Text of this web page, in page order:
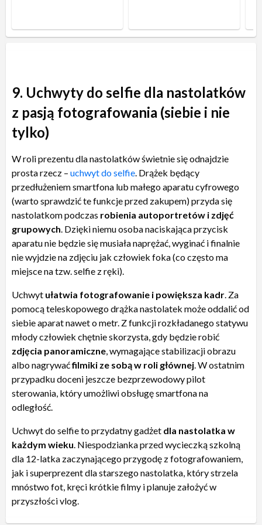
9. Uchwyty do selfie dla nastolatków
z pasją fotografowania (siebie i nie
tylko)
W roli prezentu dla nastolatków świetnie się odnajdzie
prosta rzecz – uchwyt do selfie . Drążek będący
przedłużeniem smartfona lub małego aparatu cyfrowego
(warto sprawdzić te funkcje przed zakupem) przyda się
nastolatkom podczas robienia autoportretów i zdjęć
grupowych . Dzięki niemu osoba naciskająca przycisk
aparatu nie będzie się musiała naprężać, wyginać i finalnie
nie wyjdzie na zdjęciu jak człowiek foka (co często ma
miejsce na tzw. selfie z ręki).
Uchwyt ułatwia fotografowanie i powiększa kadr . Za
pomocą teleskopowego drążka nastolatek może oddalić od
siebie aparat nawet o metr. Z funkcji rozkładanego statywu
młody człowiek chętnie skorzysta, gdy będzie robić
zdjęcia panoramiczne , wymagające stabilizacji obrazu
albo nagrywaćfilmiki ze sobą w roli głównej . W ostatnim
przypadku doceni jeszcze bezprzewodowy pilot
sterowania, który umożliwi obsługę smartfona na
odległość.
Uchwyt do selfie to przydatny gadżet dla nastolatka w
każdym wieku . Niespodzianka przed wycieczką szkolną
dla 12-latka zaczynającego przygodę z fotografowaniem,
jak i superprezent dla starszego nastolatka, który strzela
mnóstwo fot, kręci krótkie filmy i planuje założyć w
przyszłości vlog.